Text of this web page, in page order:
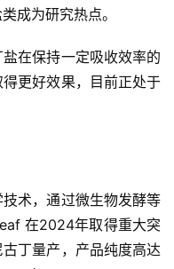
成为研究热点。
在保持一定吸收效率的
更好效果，目前正处于
术，通过微生物发酵等
在2024年取得重大突
丁量产，产品纯度高达